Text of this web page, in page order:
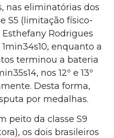
nas eliminatórias dos
S5 (limitação físico-
Rodrigues
enquanto a
terminou a bateria
nos 12º e 13º
Desta forma,
por medalhas.
peito da classe S9
os dois brasileiros